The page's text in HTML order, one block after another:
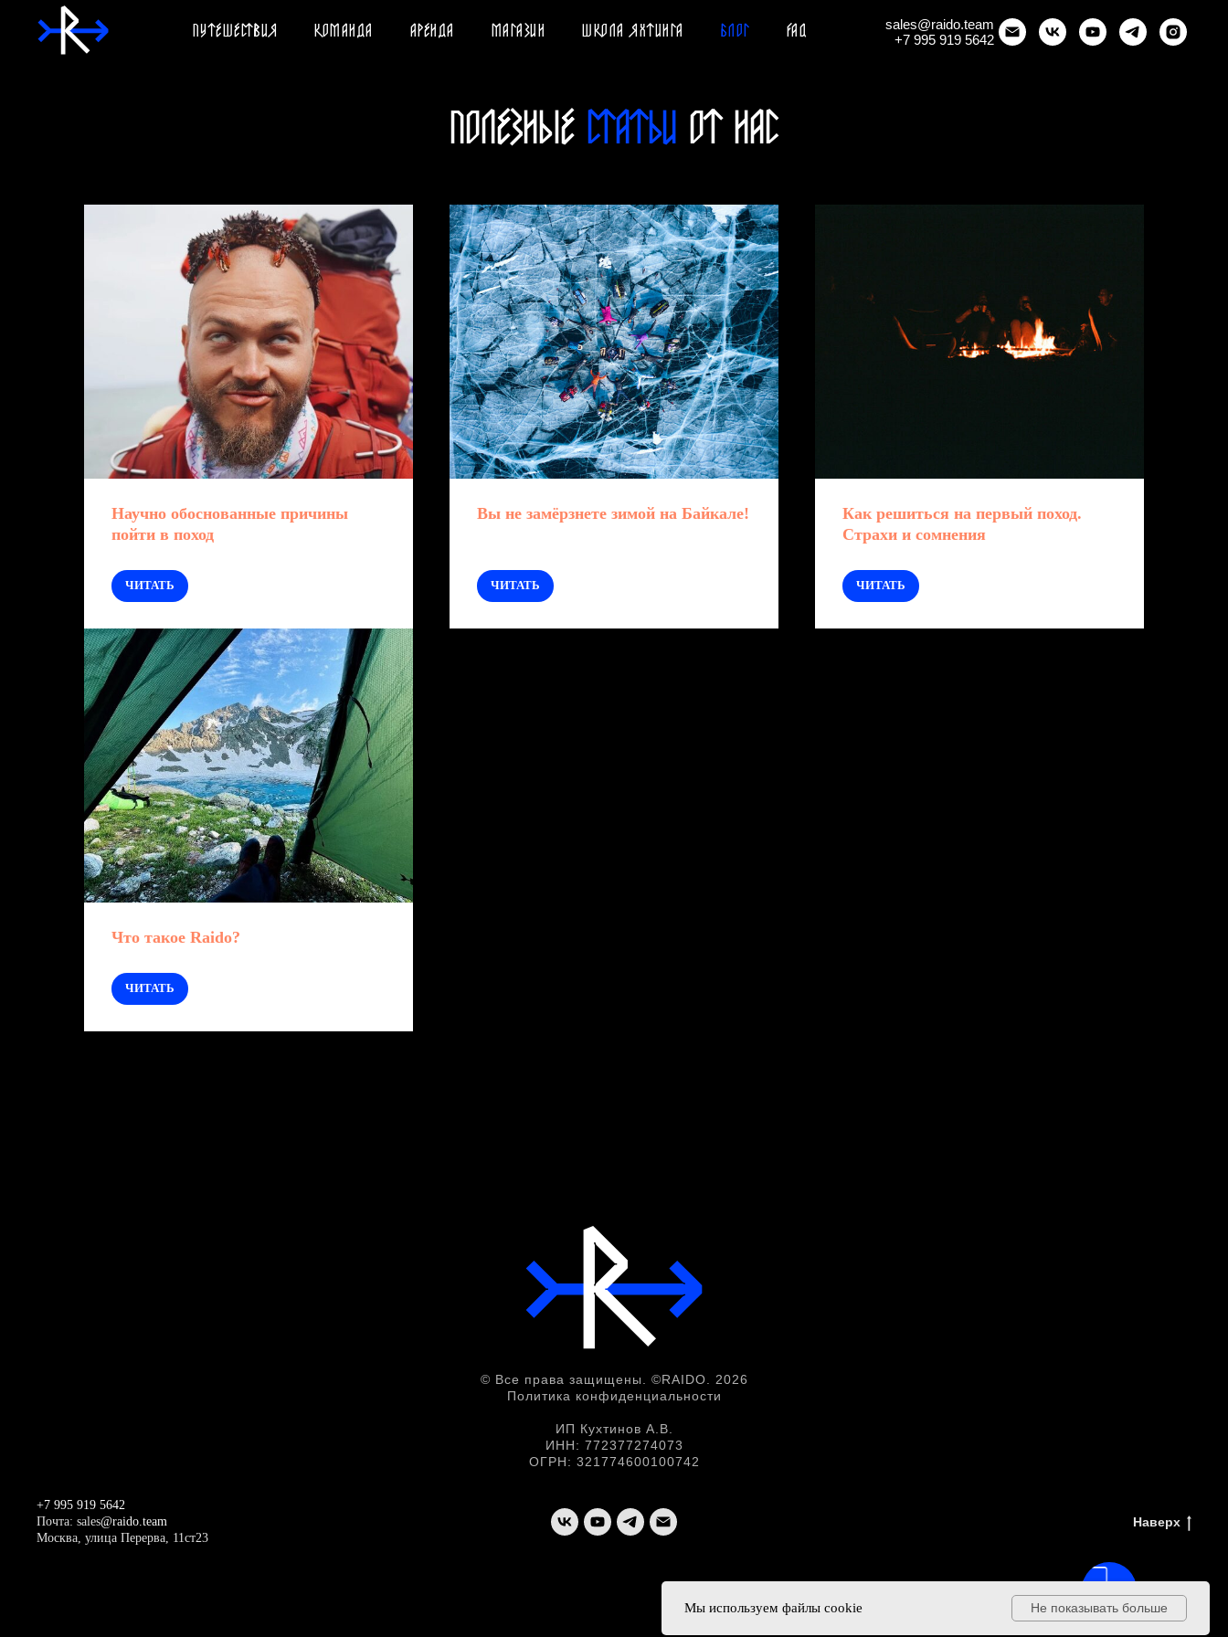
ПУТЕШЕСТВИЯ КОМАНДА АРЕНДА МАГАЗИН ШКОЛА ЯХТИНГА БЛОГ FAQ sales@raido.team
+7 995 919 5642
ПОЛЕЗНЫЕ СТАТЬИ ОТ НАС
Научно обоснованные причины
пойти в поход
ЧИТАТЬ
Вы не замёрзнете зимой на Байкале!
ЧИТАТЬ
Как решиться на первый поход.
Страхи и сомнения
ЧИТАТЬ
Что такое Raido?
ЧИТАТЬ
© Все права защищены. ©RAIDO. 2026
Политика конфиденциальности
ИП Кухтинов А.В.
ИНН: 772377274073
ОГРН: 321774600100742
+7 995 919 5642
Почта: sales@raido.team
Москва, улица Перерва, 11ст23
Наверх
Мы используем файлы cookie Не показывать больше